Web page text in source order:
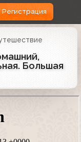
Регистрация
Большая